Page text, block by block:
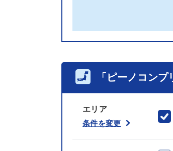
「ピーノコン
エリア
条件を変更